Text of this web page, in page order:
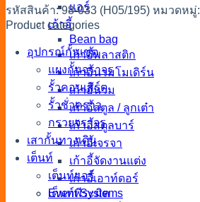
แอร์
เก้าอี้
Bean bag
เก้าอี้พลาสติก
เก้าอี้นวมโมเดิร์น
เก้าอี้นวม
เก้าอี้สตูล / ลูกเต๋า
เก้าอี้สตูลบาร์
เก้าอี้เจรจา
เก้าอี้จัดงานแต่ง
เก้าอี้เอาท์ดอร์
Event Systems
รหัสสินค้า:98-033 (H05/195) หมวดหมู่:
Product categories
อุปกรณ์กั้นเขต
แผงกั้นจราจร
รั้วคอนเสิร์ต
รั้วชั่วคราว
กรวยจราจร
เสากั้นทางเดิน
เต็นท์
เต็นท์แอร์
เต็นท์พีระมิด